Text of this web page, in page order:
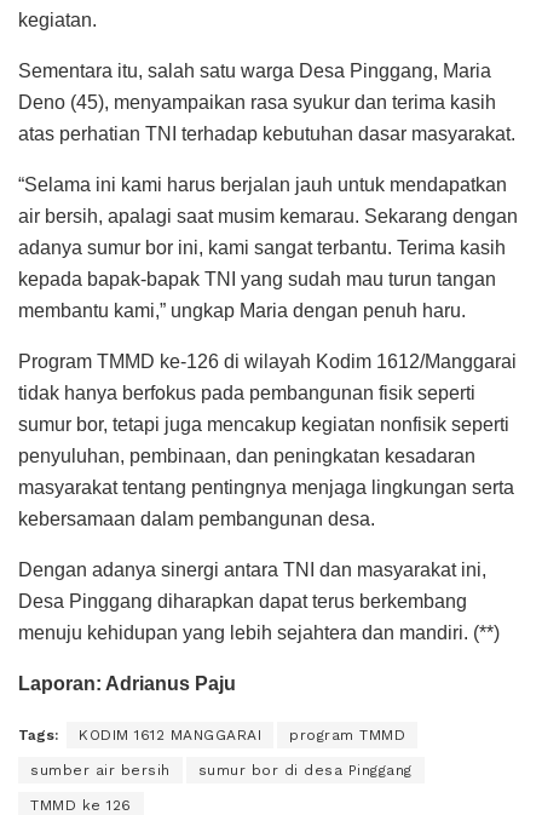
kegiatan.
Sementara itu, salah satu warga Desa Pinggang, Maria
Deno (45), menyampaikan rasa syukur dan terima kasih
atas perhatian TNI terhadap kebutuhan dasar masyarakat.
“Selama ini kami harus berjalan jauh untuk mendapatkan
air bersih, apalagi saat musim kemarau. Sekarang dengan
adanya sumur bor ini, kami sangat terbantu. Terima kasih
kepada bapak-bapak TNI yang sudah mau turun tangan
membantu kami,” ungkap Maria dengan penuh haru.
Program TMMD ke-126 di wilayah Kodim 1612/Manggarai
tidak hanya berfokus pada pembangunan fisik seperti
sumur bor, tetapi juga mencakup kegiatan nonfisik seperti
penyuluhan, pembinaan, dan peningkatan kesadaran
masyarakat tentang pentingnya menjaga lingkungan serta
kebersamaan dalam pembangunan desa.
Dengan adanya sinergi antara TNI dan masyarakat ini,
Desa Pinggang diharapkan dapat terus berkembang
menuju kehidupan yang lebih sejahtera dan mandiri. (**)
Laporan: Adrianus Paju
Tags: KODIM 1612 MANGGARAI program TMMD
sumber air bersih sumur bor di desa Pinggang
TMMD ke 126